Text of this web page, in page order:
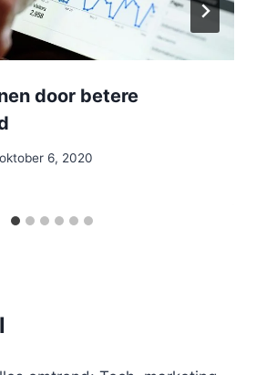
door betere
oktober 6, 2020